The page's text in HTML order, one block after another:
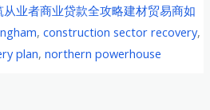
业者商业贷款全攻略建材贸易商如
, construction sector recovery,
plan, northern powerhouse